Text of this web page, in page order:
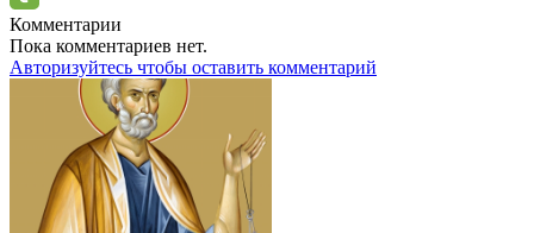
Комментарии
Пока комментариев нет.
Авторизуйтесь чтобы оставить комментарий